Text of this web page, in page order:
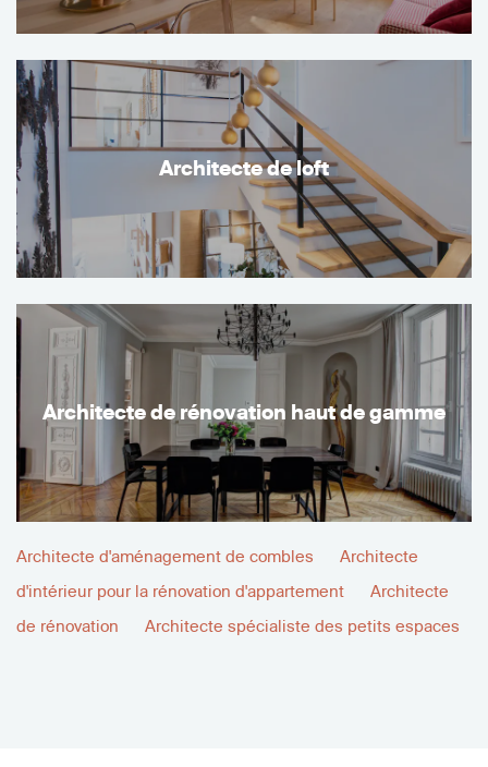
Architecte de loft
Architecte de rénovation haut de gamme
Architecte d'aménagement de combles
Architecte
d'intérieur pour la rénovation d'appartement
Architecte
de rénovation
Architecte spécialiste des petits espaces